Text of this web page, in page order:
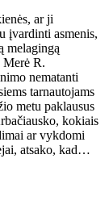
ar ji
įvardinti asmenis,
melagingą
Merė R.
nematanti
tarnautojams
metu paklausus
kokiais
ar vykdomi
atsako, kad…